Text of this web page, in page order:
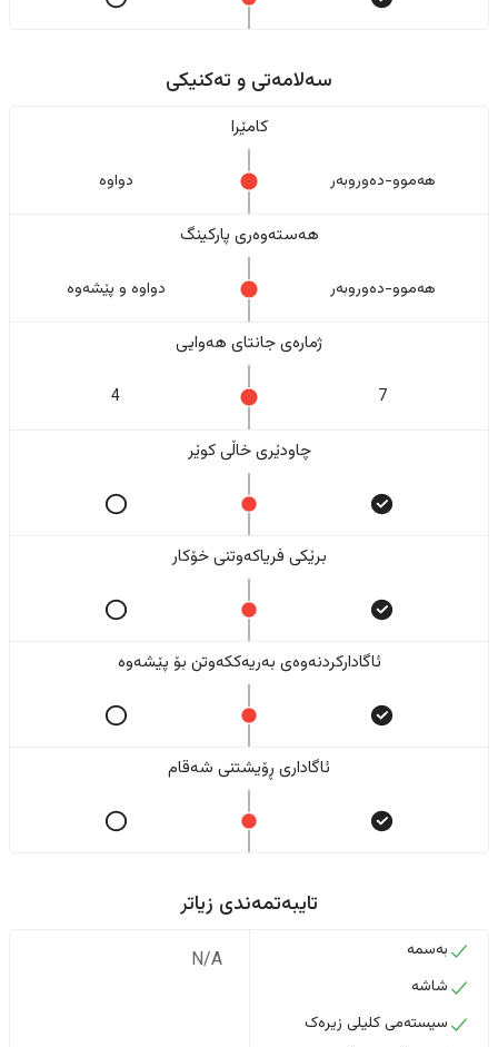
سەلامەتی و تەکنیکی
کامێرا
هەموو-دەوروبەر دواوە
هەستەوەری پارکینگ
هەموو-دەوروبەر دواوە و پێشەوە
ژمارەی جانتای هەوایی
7
4
چاودێری خاڵی کوێر
برێکی فریاکەوتنی خۆکار
ئاگادارکردنەوەی بەریەککەوتن بۆ پێشەوە
ئاگاداری ڕۆیشتنی شەقام
تایبەتمەندی زیاتر
بەسمە
شاشە
سیستەمی کلیلی زیرەک
N/A